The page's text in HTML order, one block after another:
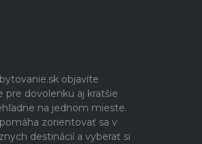
objavíte
pre dovolenku aj kratšie
na jednom mieste.
zorientovať sa v
destinácií a vyberať si